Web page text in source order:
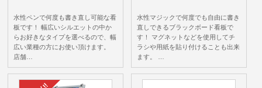
水性ペンで何度も書き直し可能な看
板です！ 幅広いシルエットの中か
らお好きなタイプを選べるので、幅
広い業種の方にお使い頂けます。
店舗…
水性マジックで何度でも自由に書き
直しできるブラックボード看板で
す！ マグネットなどを使用してチ
ラシや用紙を貼り付けることも出来
ます。 …